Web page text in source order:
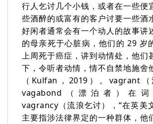
行人乞讨几个小钱，或者在一些便
些酒醉的或富有的客户讨要一些酒
好闲者通常会有一个动人的故事讲
的母亲死于心脏病，他们的 29 岁
上周死于癌症，讲到动情处，他们
下，令听者动情，情不自禁地施舍
（Kulfan，2019）。vagrant
vagabond（漂泊者）在
vagrancy（流浪乞讨），“在英美
主要指涉法律界定的一种群体，他